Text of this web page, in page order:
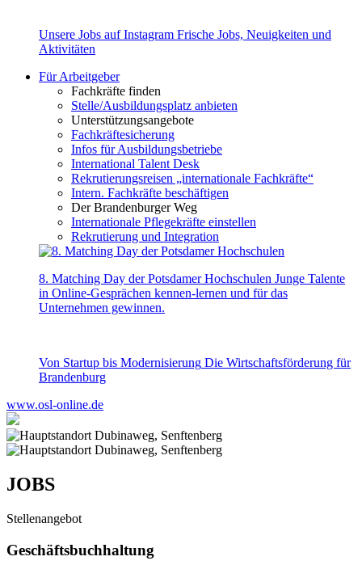
Unsere Jobs auf Instagram Frische Jobs, Neuigkeiten und
Aktivitäten
Für Arbeitgeber
Fachkräfte finden
Stelle/Ausbildungsplatz anbieten
Unterstützungsangebote
Fachkräftesicherung
Infos für Ausbildungsbetriebe
International Talent Desk
Rekrutierungsreisen „internationale Fachkräfte“
Intern. Fachkräfte beschäftigen
Der Brandenburger Weg
Internationale Pflegekräfte einstellen
Rekrutierung und Integration
8. Matching Day der Potsdamer Hochschulen Junge Talente
in Online-Gesprächen kennen-lernen und für das
Unternehmen gewinnen.
Von Startup bis Modernisierung Die Wirtschaftsförderung für
Brandenburg
www.osl-online.de
JOBS
Stellenangebot
Geschäftsbuchhaltung